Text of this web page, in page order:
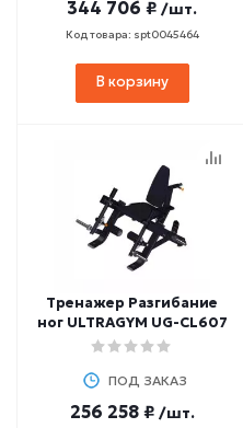
344 706 ₽ /шт.
Код товара: spt0045464
В корзину
Тренажер Разгибание
ног ULTRAGYM UG-CL607
ПОД ЗАКАЗ
256 258 ₽ /шт.